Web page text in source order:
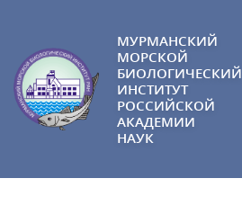
МУРМАНСКИЙ
МОРСКОЙ
БИОЛОГИЧЕСКИЙ
ИНСТИТУТ
РОССИЙСКОЙ
АКАДЕМИИ
НАУК